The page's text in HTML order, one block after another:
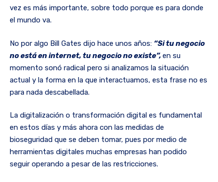
vez es más importante, sobre todo porque es para donde
el mundo va.
No por algo Bill Gates dijo hace unos años: “Si tu negocio
no está en internet, tu negocio no existe”,en su
momento sonó radical pero si analizamos la situación
actual y la forma en la que interactuamos, esta frase no es
para nada descabellada.
La digitalización o transformación digital es fundamental
en estos días y más ahora con las medidas de
bioseguridad que se deben tomar, pues por medio de
herramientas digitales muchas empresas han podido
seguir operando a pesar de las restricciones.